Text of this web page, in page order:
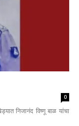
0
निजानंद विष्णू बाळ यांचा